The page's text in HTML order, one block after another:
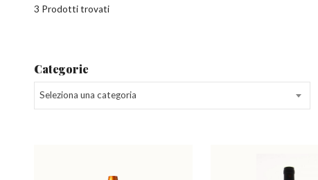
3 Prodotti trovati
Categorie
Seleziona una categoria